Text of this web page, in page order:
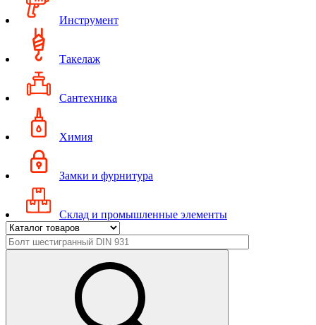
Инструмент
Такелаж
Сантехника
Химия
Замки и фурнитура
Склад и промышленные элементы